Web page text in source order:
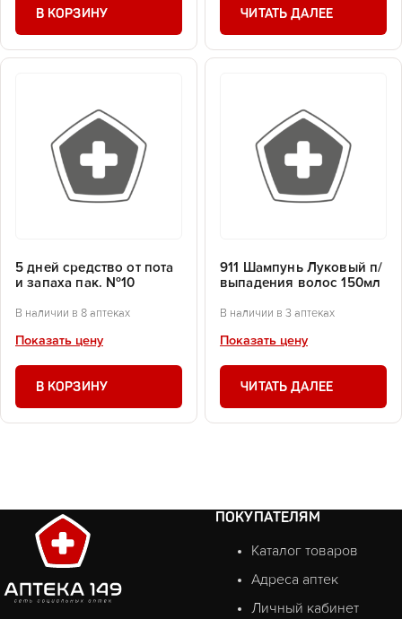
В КОРЗИНУ ЧИТАТЬ ДАЛЕЕ
5 дней средство от пота
и запаха пак. №10
В наличии в 8 аптеках
Показать цену
В КОРЗИНУ
911 Шампунь Луковый п/
выпадения волос 150мл
В наличии в 3 аптеках
Показать цену
ЧИТАТЬ ДАЛЕЕ
ПОКУПАТЕЛЯМ
Каталог товаров
Адреса аптек
Личный кабинет